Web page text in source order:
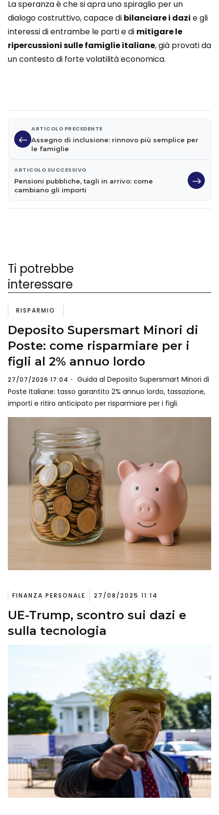
La speranza è che si apra uno spiraglio per un
dialogo costruttivo, capace di bilanciare i dazi e gli
interessi di entrambe le parti e di mitigare le
ripercussioni sulle famiglie italiane, già provati da
un contesto di forte volatilità economica.
ARTICOLO PRECEDENTE
Assegno di inclusione: rinnovo più semplice per
le famiglie
ARTICOLO SUCCESSIVO
Pensioni pubbliche, tagli in arrivo: come
cambiano gli importi
Ti potrebbe
interessare
RISPARMIO
Deposito Supersmart Minori di
Poste: come risparmiare per i
figli al 2% annuo lordo
27/07/2026 17:04
Guida al Deposito Supersmart Minori di
Poste Italiane: tasso garantito 2% annuo lordo, tassazione,
importi e ritiro anticipato per risparmiare per i figli.
FINANZA PERSONALE 27/08/2025 11:14
UE-Trump, scontro sui dazi e
sulla tecnologia